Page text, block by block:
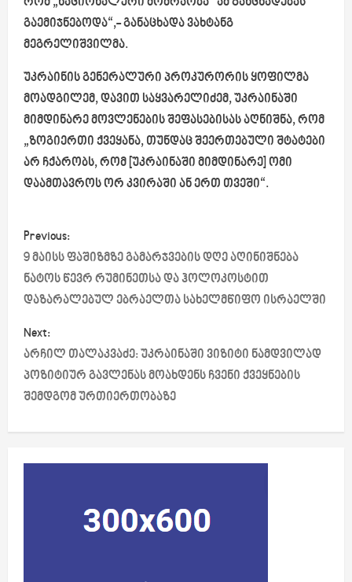
რომ „ნაციონალური მოძრაობა“ ამ განცხადებას
გაემიჯნებოდა“,- განაცხადა ვახტანგ
მეგრელიშვილმა.
უკრაინის გენერალური პროკურორის ყოფილმა
მოადგილემ, დავით საყვარელიძემ, უკრაინაში
მიმდინარე მოვლენების შეფასებისას აღნიშნა, რომ
„ზოგიერთი ქვეყანა, თუნდაც შეერთებული შტატები
არ ჩქარობს, რომ [უკრაინაში მიმდინარე] ომი
დაამთავროს ორ კვირაში ან ერთ თვეში“.
P
o
s
t
n
a
v
i
Previous:
9 მაისს ფაშიზმზე გამარჯვების დღე აღინიშნება
ნატოს წევრ რუმინეთსა და ჰოლოკოსტით
დაზარალებულ ებრაელთა სახელმწიფო ისრაელში
Next:
არჩილ თალაკვაძე: უკრაინაში ვიზიტი ნამდვილად
პოზიტიურ გავლენას მოახდენს ჩვენი ქვეყნების
შემდგომ ურთიერთობაზე